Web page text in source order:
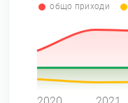
общо приходи